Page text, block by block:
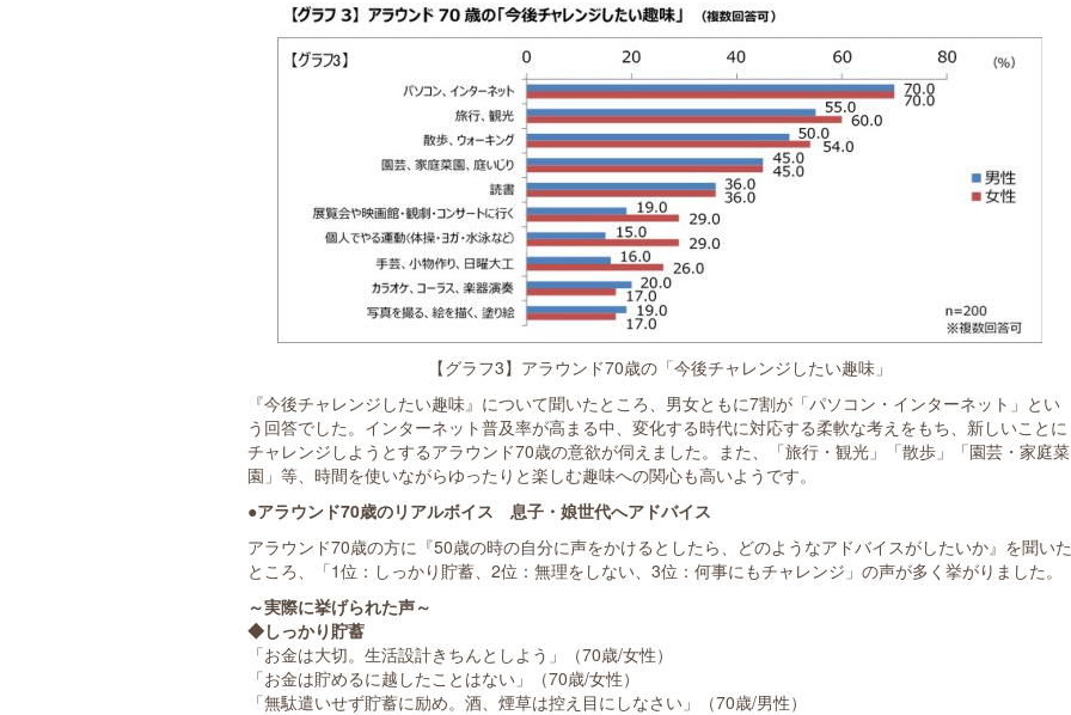
【グラフ3】アラウンド70歳の「今後チャレンジしたい趣味」
『今後チャレンジしたい趣味』について聞いたところ、男女ともに7割が「パソコン・インターネット」とい
う回答でした。インターネット普及率が高まる中、変化する時代に対応する柔軟な考えをもち、新しいことに
チャレンジしようとするアラウンド70歳の意欲が伺えました。また、「旅行・観光」「散歩」「園芸・家庭菜
園」等、時間を使いながらゆったりと楽しむ趣味への関心も高いようです。
●アラウンド70歳のリアルボイス 息子・娘世代へアドバイス
アラウンド70歳の方に『50歳の時の自分に声をかけるとしたら、どのようなアドバイスがしたいか』を聞いた
ところ、「1位：しっかり貯蓄、2位：無理をしない、3位：何事にもチャレンジ」の声が多く挙がりました。
～実際に挙げられた声～
◆しっかり貯蓄
「お金は大切。生活設計きちんとしよう」（70歳/女性）
「お金は貯めるに越したことはない」（70歳/女性）
「無駄遣いせず貯蓄に励め。酒、煙草は控え目にしなさい」（70歳/男性）